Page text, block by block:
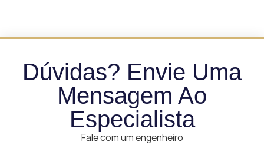
Dúvidas? Envie Uma
Mensagem Ao
Especialista
Fale com um engenheiro